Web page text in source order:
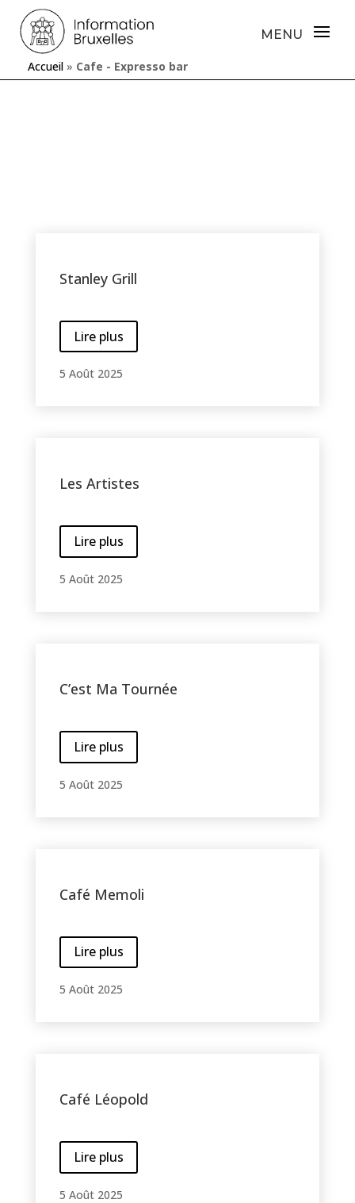
Accueil » Cafe - Expresso bar
Stanley Grill
Lire plus
5 Août 2025
Les Artistes
Lire plus
5 Août 2025
C’est Ma Tournée
Lire plus
5 Août 2025
Café Memoli
Lire plus
5 Août 2025
Café Léopold
Lire plus
5 Août 2025